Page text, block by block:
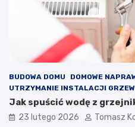
BUDOWA DOMU DOMOWE
UTRZYMANIE INSTALACJI
Jak spuścić wodę z
23 lutego 2026 Tomasz